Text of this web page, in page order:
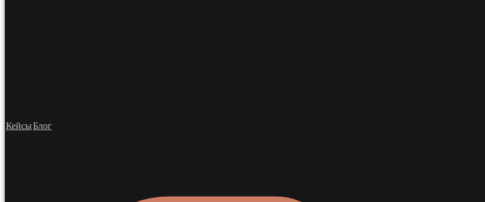
КейсыБлог